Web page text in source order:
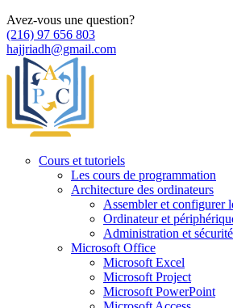
Avez-vous une question?
(216) 97 656 803
hajjriadh@gmail.com
Cours et tutoriels
Les cours de programmation
Architecture des ordinateurs
Assembler et configurer
Ordinateur et
Administration et
Microsoft Office
Microsoft Excel
Microsoft Project
Microsoft PowerPoint